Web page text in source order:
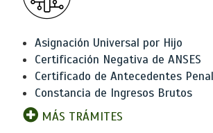
Asignación Universal por Hijo
Certificación Negativa de ANSES
Certificado de Antecedentes
Constancia de Ingresos Brutos
MÁS TRÁMITES